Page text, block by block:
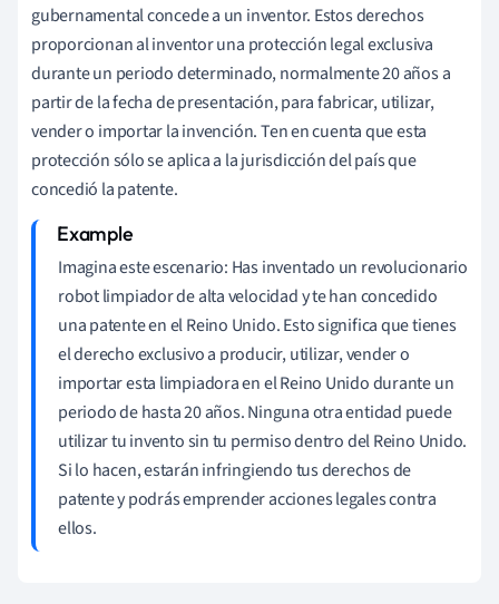
gubernamental concede a un inventor. Estos derechos
proporcionan al inventor una protección legal exclusiva
durante un periodo determinado, normalmente 20 años a
partir de la fecha de presentación, para fabricar, utilizar,
vender o importar la invención. Ten en cuenta que esta
protección sólo se aplica a la jurisdicción del país que
concedió la patente.
Imagina este escenario: Has inventado un revolucionario
robot limpiador de alta velocidad y te han concedido
una patente en el Reino Unido. Esto significa que tienes
el derecho exclusivo a producir, utilizar, vender o
importar esta limpiadora en el Reino Unido durante un
periodo de hasta 20 años. Ninguna otra entidad puede
utilizar tu invento sin tu permiso dentro del Reino Unido.
Si lo hacen, estarán infringiendo tus derechos de
patente y podrás emprender acciones legales contra
ellos.